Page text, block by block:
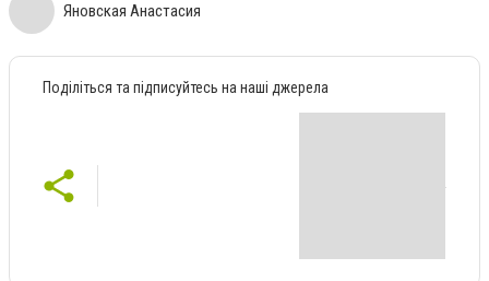
Яновская Анастасия
Поділіться та підписуйтесь на наші джерела